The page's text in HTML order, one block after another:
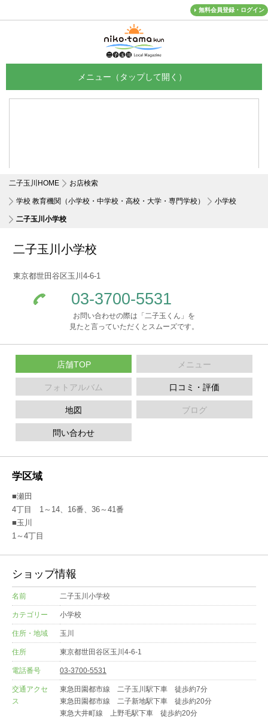
無料会員登録・ログイン
二子玉川HOME お店検索
学校 教育機関（小学校・中学校・高校・大学・専門学校） 小学校
二子玉川小学校
二子玉川小学校
東京都世田谷区玉川4-6-1
03-3700-5531
お問い合わせの際は「二子玉くん」を
見たと言っていただくとスムーズです。
店舗TOP メニュー
フォトアルバム 口コミ・評価
地図 ブログ
問い合わせ
学区域
■瀬田
4丁目 1～14、16番、36～41番
■玉川
1～4丁目
ショップ情報
名前 二子玉川小学校
カテゴリー 小学校
住所・地域 玉川
住所 東京都世田谷区玉川4-6-1
電話番号 03-3700-5531
交通アクセ
ス
東急田園都市線 二子玉川駅下車 徒歩約7分
東急田園都市線 二子新地駅下車 徒歩約20分
東急大井町線 上野毛駅下車 徒歩約20分
メニュー